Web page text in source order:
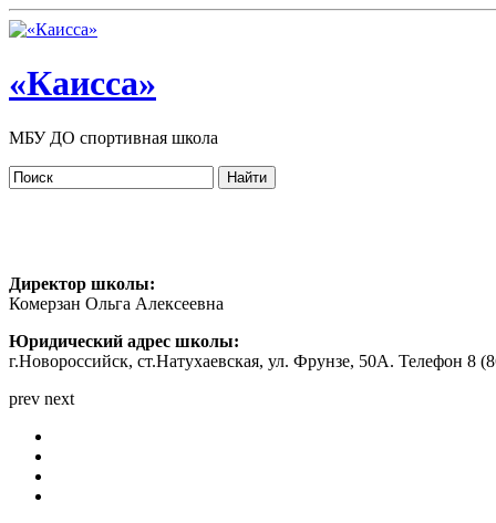
«Каисса»
МБУ ДО спортивная школа
Директор школы:
Комерзан Ольга Алексеевна
Юридический адрес школы:
г.Новороссийск, ст.Натухаевская, ул. Фрунзе, 50А. Телефон 8
prev next